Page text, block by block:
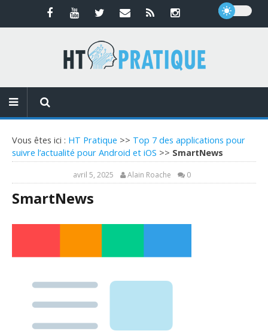
Vous êtes ici : HT Pratique >> Top 7 des applications pour
suivre l’actualité pour Android et iOS >> SmartNews
avril 5, 2025 Alain Roache 0
SmartNews